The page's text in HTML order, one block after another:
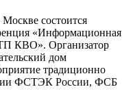
Москве состоится
«Информационная
КВО». Организатор
дом
традиционно
ФСТЭК России, ФСБ